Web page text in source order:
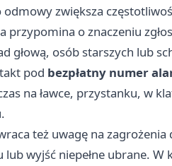
zwiększa
przypomina o znaczeniu
głową, osób starszych lub
pod bezpłatny numer
na ławce, przystanku, w
też uwagę na
lub wyjść niepełne ubrane.